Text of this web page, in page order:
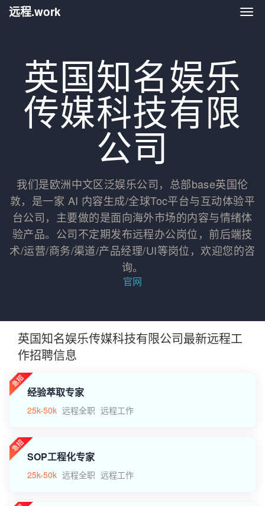
远
远程.work
英国知名娱乐
传媒科技有限
公司
我们是欧洲中文区泛娱乐公司，总部base英国伦
敦，是一家 AI 内容生成/全球Toc平台与互动体验平
台公司，主要做的是面向海外市场的内容与情绪体
验产品。公司不定期发布远程办公岗位，前后端技
术/运营/商务/渠道/产品经理/UI等岗位，欢迎您的咨
询。
官网
英国知名娱乐传媒科技有限公司最新远程工
作招聘信息
经验萃取专家
25k-50k 远程全职 远程工作
SOP工程化专家
25k-50k 远程全职 远程工作